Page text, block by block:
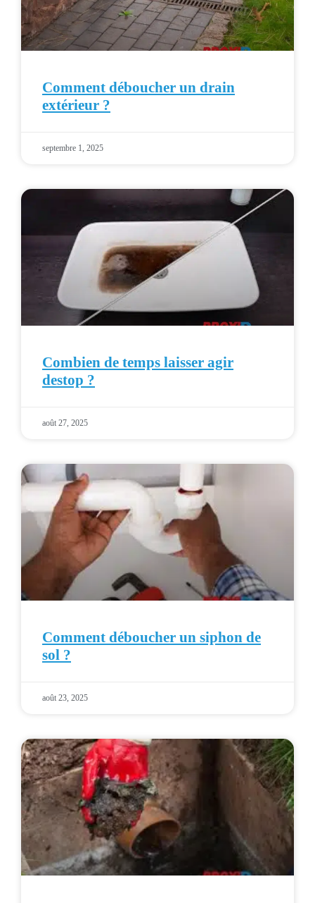
Comment déboucher un drain
extérieur ?
septembre 1, 2025
Combien de temps laisser agir
destop ?
août 27, 2025
Comment déboucher un siphon de
sol ?
août 23, 2025